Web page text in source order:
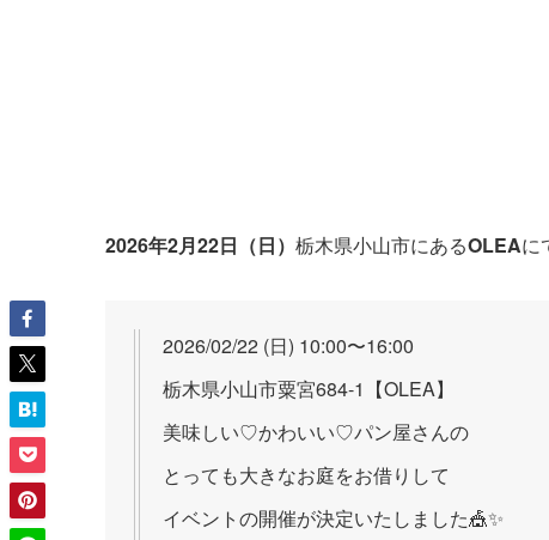
2026年2月22日（日） 栃木県小山市にあるOLEAに
2026/02/22 (日) 10:00〜16:00
栃木県小山市粟宮684-1【OLEA】
美味しい♡かわいい♡パン屋さんの
とっても大きなお庭をお借りして
イベントの開催が決定いたしました🎪✨